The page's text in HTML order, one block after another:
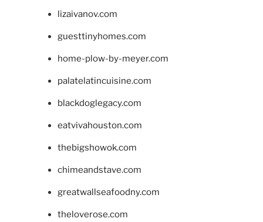
lizaivanov.com
guesttinyhomes.com
home-plow-by-meyer.com
palatelatincuisine.com
blackdoglegacy.com
eatvivahouston.com
thebigshowok.com
chimeandstave.com
greatwallseafoodny.com
theloverose.com